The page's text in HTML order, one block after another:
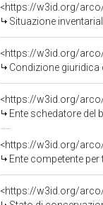
<https://w3id.org/
Situazione
Condizione giuridica
<https://w3id.org/
Ente schedatore del
<https://w3id.org/
Ente competente per tutela del